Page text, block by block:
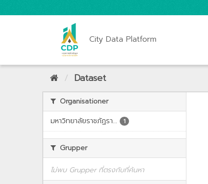
City Data Platform
Dataset
Organisationer
มหาวิทยาลัยราชภัฏรา...
1
Grupper
ไม่พบ Grupper ที่ตรงกับที่ค้นหา